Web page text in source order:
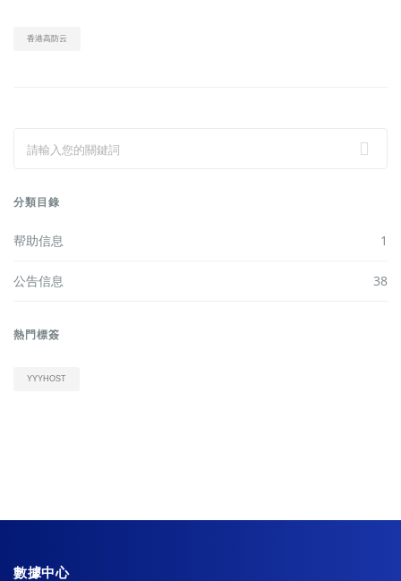
香港高防云
分類目錄
帮助信息 1
公告信息 38
熱門標簽
YYYHOST
數據中心